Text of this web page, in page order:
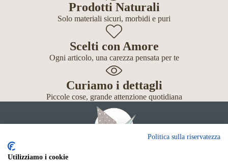
Prodotti Naturali
Solo materiali sicuri, morbidi e puri
Scelti con Amore
Ogni articolo, una carezza pensata per te
Curiamo i dettagli
Piccole cose, grande attenzione quotidiana
Politica sulla riservatezza
Utilizziamo i cookie